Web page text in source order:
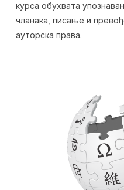
курса обухвата
чланака, писање и
ауторска права.